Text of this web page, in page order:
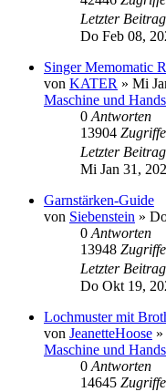
Letzter Beitrag
Do Feb 08,
Singer Memomatic
von KATER » Mi
Maschine und
0 Antworten
13904 Zugriffe
Letzter Beitrag
Mi Jan 31,
Garnstärken-Guide
von Siebenstein »
0 Antworten
13948 Zugriffe
Letzter Beitrag
Do Okt 19,
Lochmuster mit
von JeanetteHoose »
Maschine und
0 Antworten
14645 Zugriffe